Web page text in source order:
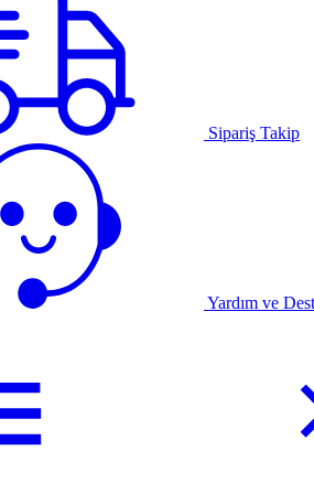
Sipariş Takip
Yardım ve